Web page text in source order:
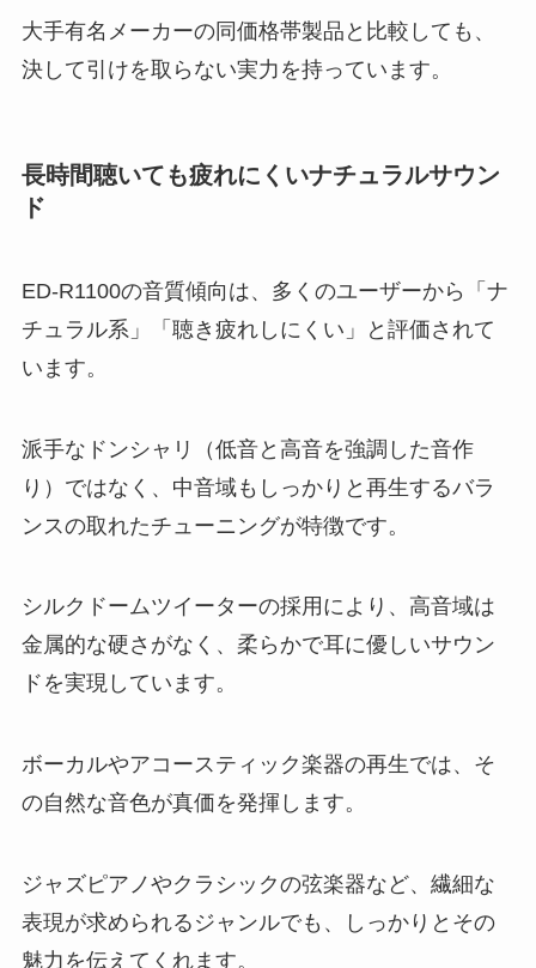
大手有名メーカーの同価格帯製品と比較しても、
決して引けを取らない実力を持っています。
長時間聴いても疲れにくいナチュラルサウン
ド
ED-R1100の音質傾向は、多くのユーザーから「ナ
チュラル系」「聴き疲れしにくい」と評価されて
います。
派手なドンシャリ（低音と高音を強調した音作
り）ではなく、中音域もしっかりと再生するバラ
ンスの取れたチューニングが特徴です。
シルクドームツイーターの採用により、高音域は
金属的な硬さがなく、柔らかで耳に優しいサウン
ドを実現しています。
ボーカルやアコースティック楽器の再生では、そ
の自然な音色が真価を発揮します。
ジャズピアノやクラシックの弦楽器など、繊細な
表現が求められるジャンルでも、しっかりとその
魅力を伝えてくれます。